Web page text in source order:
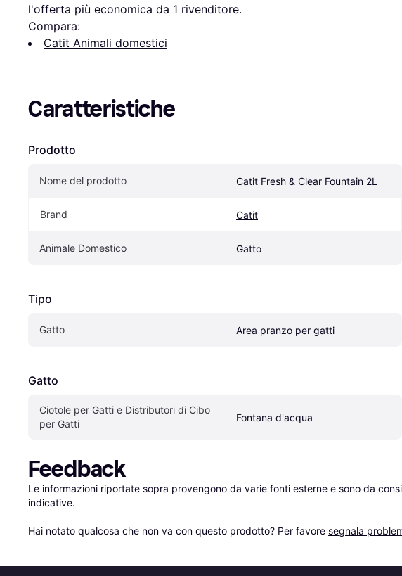
l'offerta più economica da 1 rivenditore.
Compara:
Catit Animali domestici
Caratteristiche
Prodotto
Nome del prodotto Catit Fresh & Clear Fountain 2L
Brand Catit
Animale Domestico Gatto
Tipo
Gatto Area pranzo per gatti
Gatto
Ciotole per Gatti e Distributori di Cibo
per Gatti
Fontana d'acqua
Feedback
Le informazioni riportate sopra provengono da varie fonti esterne e sono da
indicative.
Hai notato qualcosa che non va con questo prodotto? Per favore segnala